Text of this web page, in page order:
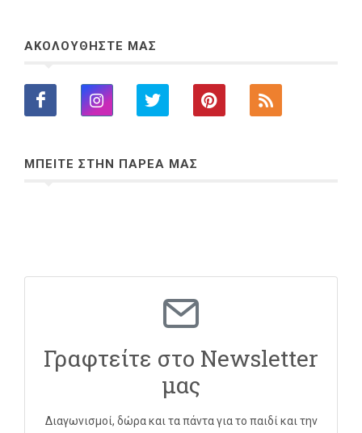
ΑΚΟΛΟΥΘΗΣΤΕ ΜΑΣ
ΜΠΕΙΤΕ ΣΤΗΝ ΠΑΡΕΑ ΜΑΣ
Γραφτείτε στο Newsletter
μας
Διαγωνισμοί, δώρα και τα πάντα για το παιδί και την